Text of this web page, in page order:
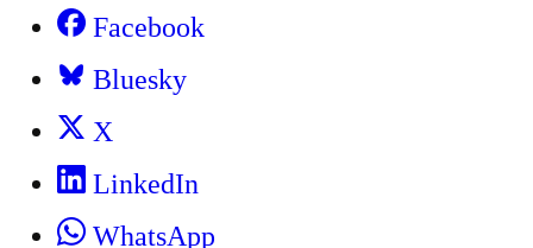
Facebook
Bluesky
X
LinkedIn
WhatsApp